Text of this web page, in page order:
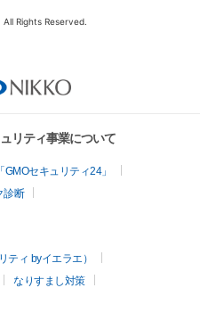
Rights Reserved.
リティ事業について
セキュリティ24」
診断
ティ byイエラエ）
なりすまし対策